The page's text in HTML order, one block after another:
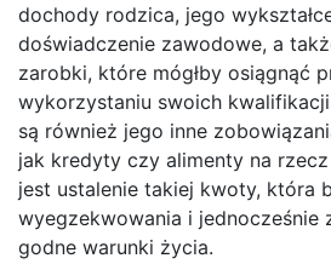
dochody rodzica, jego
doświadczenie zawodowe, a
zarobki, które mógłby osiągnąć
wykorzystaniu swoich
są również jego inne
jak kredyty czy alimenty na
jest ustalenie takiej kwoty, która
wyegzekwowania i jednocześnie
godne warunki życia.